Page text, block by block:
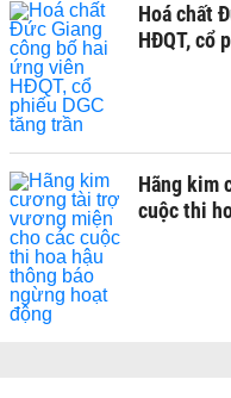
Hoá chất
HĐQT, cổ
Hãng kim
cuộc thi